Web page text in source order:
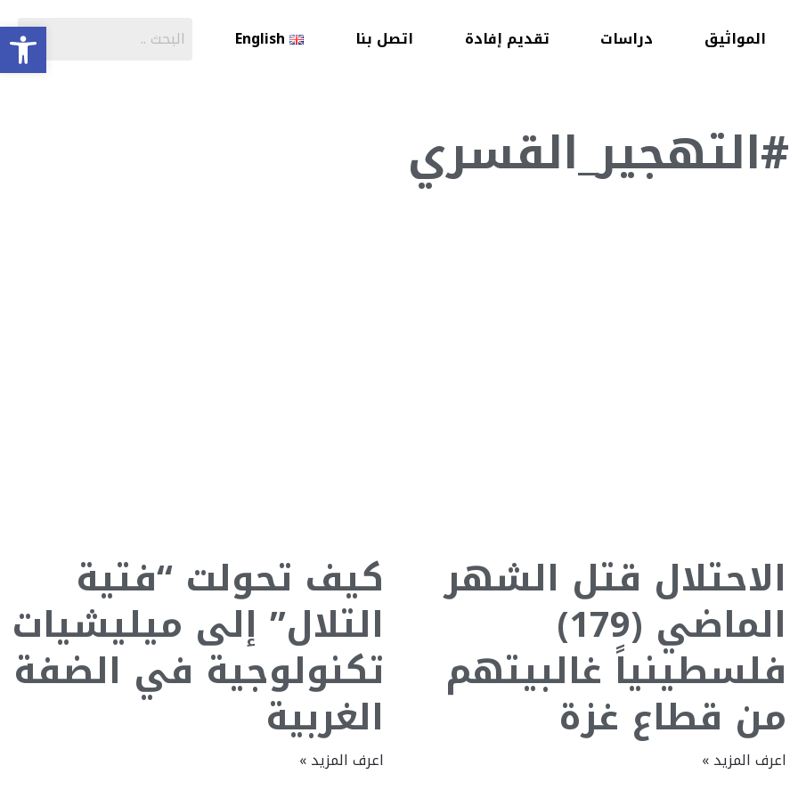
المواثيق دراسات تقديم إفادة اتصل بنا English
#التهجير_القسري
الاحتلال قتل الشهر
الماضي (179)
فلسطينياً غالبيتهم
من قطاع غزة
اعرف المزيد »
كيف تحولت “فتية
التلال” إلى ميليشيات
تكنولوجية في الضفة
الغربية
اعرف المزيد »